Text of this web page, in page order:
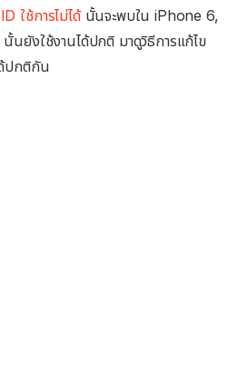
ใช้การไม่ได้นั้นจะพบใน iPhone 6,
ยังใช้งานได้ปกติ มาดูวิธีการแก้ไข
ปกติกัน